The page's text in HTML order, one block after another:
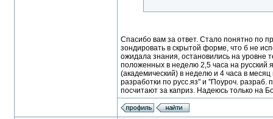
Спасибо вам за ответ. Стало понятно по
зондировать в скрытой форме, что б не
ожидала знания, остановились на уровне
положенных в неделю 2,5 часа на русский
(академический) в неделю и 4 часа в
разработки по русс.яз" и ''Поуроч.
посчитают за каприз. Надеюсь только на